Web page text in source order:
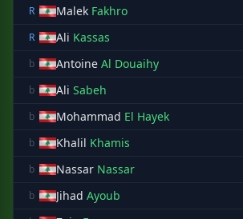
R
Malek Fakhro
R
Ali Kassas
b
Antoine Al Douaihy
b Ali Sabeh
b Mohammad El Hayek
b Khalil Khamis
b Nassar Nassar
b Jihad Ayoub